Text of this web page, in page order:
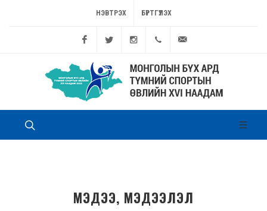
НЭВТРЭХ БҮРТГҮҮЛЭХ
FacebookTwitter Instagram11262449
МЭДЭЭ, МЭДЭЭЛЭЛ